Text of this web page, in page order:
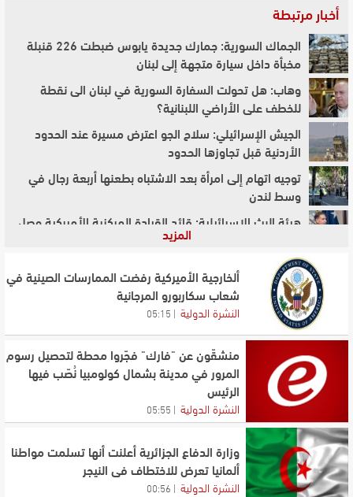
أخبار مرتبطة
الجماك السورية: جمارك جديدة يابوس ضبطت 226 قنبلة
مخبأة داخل سيارة متجهة إلى لبنان
وهاب: هل تحولت السفارة السورية في لبنان الى نقطة
للخطف على الأراضي اللبنانية؟
الجيش الإسرائيلي: سلاح الجو اعترض مسيرة عند الحدود
الأردنية قبل تجاوزها الحدود
توجيه اتهام إلى امرأة بعد الاشتباه بطعنها أربعة رجال في
وسط لندن
هيئة البث الإسرائيلية: قائد القيادة المركزية الأميركية وصل
توقيف امرأة بعد تعرّض أربعة رجال للطعن في وسط لندن
بين إسلام آباد وواشنطن: الرهانات لم تتبدل... بانتظار النتائج
الفعلية؟
قائد قوات الحدود العراقية: الوضع طبيعي على الحدود
والتحركات في الجانب السوري تجري بعلمنا وبالتنسيق معنا
الخطيب: على السلطة اللبنانية فتح باب الحوار مع المكونات
اللبنانية وخاصة مع المقاومة
المزيد
ألخارجية الأميركية رفضت الممارسات الصينية في
شعاب سكاربورو المرجانية
النشرة الدولية 05:15
منشقّون عن "فارك" فجّروا محطة لتحصيل رسوم
المرور في مدينة بشمال كولومبيا نُصّب فيها
الرئيس
النشرة الدولية 05:55
وزارة الدفاع الجزائرية أعلنت أنها تسلمت مواطنا
ألمانيا تعرض للاختطاف في النيجر
النشرة الدولية 00:56